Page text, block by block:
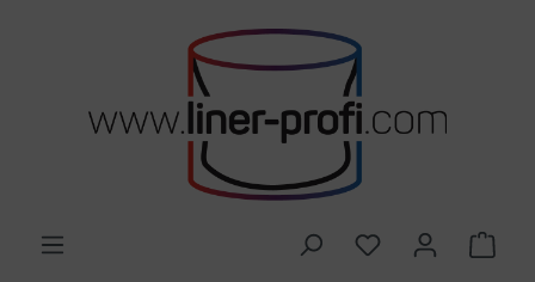
Zum Hauptinhalt springen
Du hast 0